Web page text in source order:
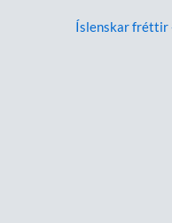
Íslenskar fréttir